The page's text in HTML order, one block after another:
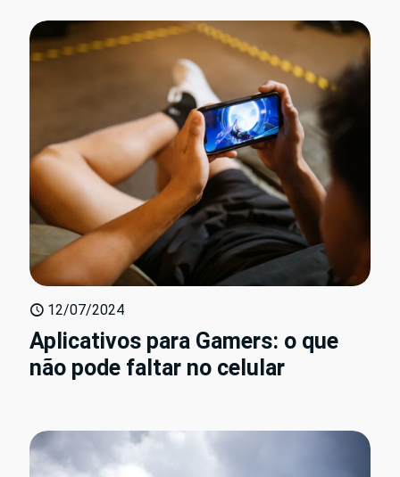
12/07/2024
Aplicativos para Gamers: o que
não pode faltar no celular